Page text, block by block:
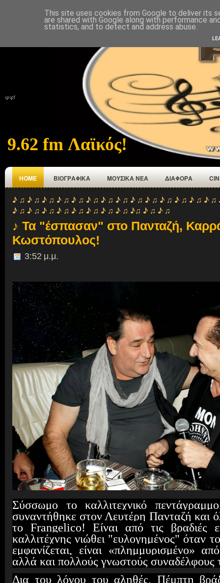
ΠΟΙΟΙ ΕΜΑΣΤΕ ΑΝΑΜΕΤΑΔΟΤΕΣ ΕΠΙΚΟΙΝΩΝΙΑ
φφf
9.62 fm Λαϊκός!
HOME ΒΙΟΓΡΑΦΙΚΑ ΜΟΥΣΙΚΑ ΝΕΑ ΔΙΑΦΟΡΑ
♪ ♫ ♪ ♫ ♪ ♫ ♪ ♫ ♪ ♫ ♪ ♫ ♪ ♫ ♪ ♫ ♪ ♫ ♪ ♫ ♪ ♫ ♪ ♫ ♪ ♫ ♪
♪ ♫ ♪ ♫ ♪ ♫ ♪ ♫ ♪ ♫ ♪ ♫ ♪ ♫ ♪ ♫ ♪♫ ♪ ♫ ♪ ♫
♪ Τα "έσπασαν" στο Πανταζή,
Κωστόπουλος!
3:52 μ.μ.
Σύσσωμο το καλλιτεχνικό
συναντήθηκε στον Λευτέρη Πανταζή και
το Frangelico! Eίναι από τις βραδιές
καλλιτέχνης νιώθει "ευλογημένος" όταν
εμφανίζεται, είναι «πλημμυρισμένο»
αλλά και πολλούς γνωστούς συναδέλφους
Δια του λόγου του αληθές, Πέμπτη
This site uses cookies from Google to deliver its
are shared with Google along with performance
statistics, and to detect and address abuse.